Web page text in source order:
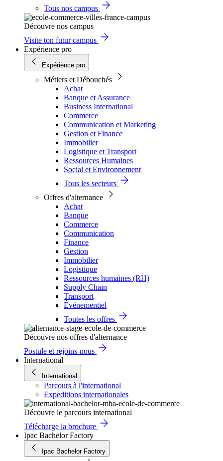
Tous nos campus
Découvre nos campus
Visite ton futur campus
Expérience pro
Expérience pro
Métiers et Débouchés
Achat
Banque et Assurance
Business International
Commerce
Communication et Marketing
Gestion et Finance
Immobilier
Logistique et Transport
Ressources Humaines
Social et Environnement
Tous les secteurs
Offres d'alternance
Achat
Banque
Commerce
Communication
Finance
Gestion
Immobilier
Logistique
Ressources humaines (RH)
Supply Chain
Transport
Événementiel
Toutes les offres
Découvre nos offres d'alternance
Postule et rejoins-nous
International
International
Parcours à l'international
Expeditions internationales
Découvre le parcours international
Télécharge la brochure
Ipac Bachelor Factory
Ipac Bachelor Factory